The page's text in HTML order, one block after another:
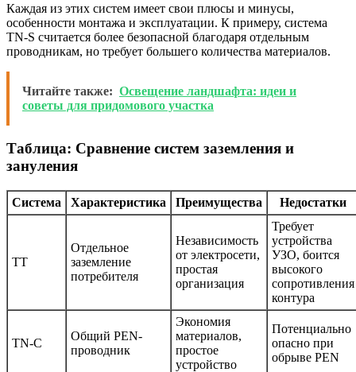
Каждая из этих систем имеет свои плюсы и минусы,
особенности монтажа и эксплуатации. К примеру, система
TN-S считается более безопасной благодаря отдельным
проводникам, но требует большего количества материалов.
Читайте также: Освещение ландшафта: идеи и
советы для придомового участка
Таблица: Сравнение систем заземления и
зануления
Система Характеристика Преимущества Недостатки
TT
Отдельное
заземление
потребителя
Независимость
от электросети,
простая
организация
Требует
устройства
УЗО, боится
высокого
сопротивления
контура
TN-C
Общий PEN-
проводник
Экономия
материалов,
простое
устройство
Потенциально
опасно при
обрыве PEN